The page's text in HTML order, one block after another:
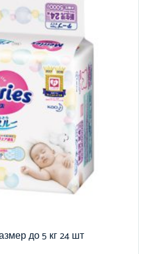
до 5 кг 24 шт